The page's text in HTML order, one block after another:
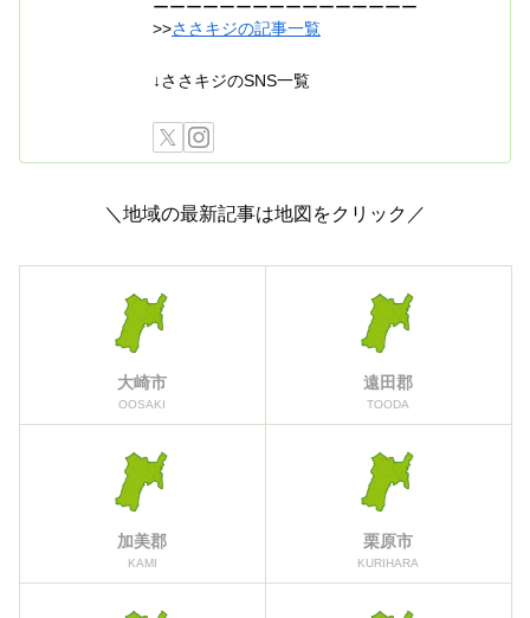
ーーーーーーーーーーーーーーーー
>>ささキジの記事一覧
↓ささキジのSNS一覧
＼地域の最新記事は地図をクリック／
大崎市
OOSAKI
遠田郡
TOODA
加美郡
KAMI
栗原市
KURIHARA